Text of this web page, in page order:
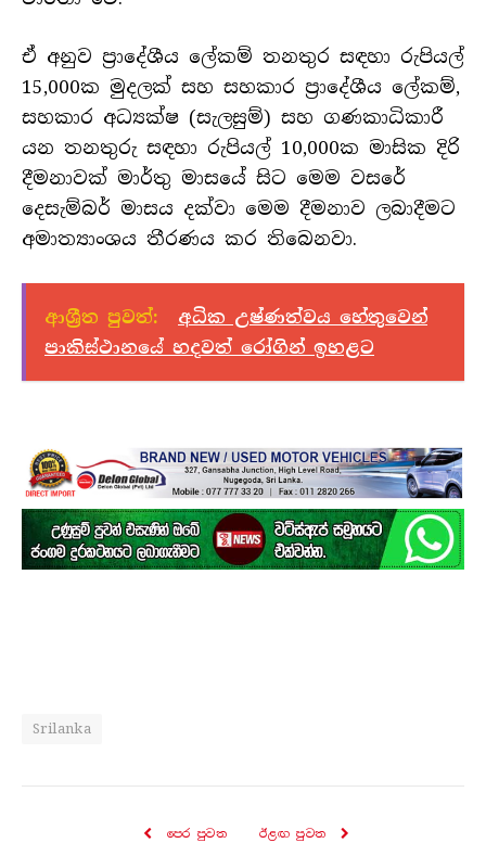
ඒ අනුව ප්‍රාදේශීය ලේකම් තනතුර සඳහා රුපියල්
15,000ක මුදලක් සහ සහකාර ප්‍රාදේශීය ලේකම්,
සහකාර අධ්‍යක්ෂ (සැලසුම්) සහ ගණකාධිකාරී
යන තනතුරු සඳහා රුපියල් 10,000ක මාසික දිරි
දීමනාවක් මාර්තු මාසයේ සිට මෙම වසරේ
දෙසැම්බර් මාසය දක්වා මෙම දීමනාව ලබාදීමට
අමාත්‍යාංශය තීරණය කර තිබෙනවා.
ආශ්‍රීත පුවත්:
අධික උෂ්ණත්වය හේතුවෙන්
පාකිස්ථානයේ හදවත් රෝගින් ඉහළට
Srilanka
පෙර පුව​ත ඊළඟ පුව​ත